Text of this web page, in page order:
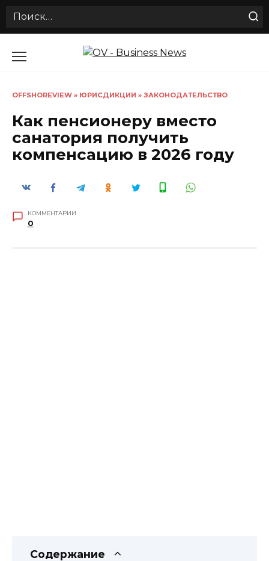
Search
OFFSHOREVIEW » ЮРИСДИКЦИИ » ЗАКОНОДАТЕЛЬСТВО
Как пенсионеру вместо
санатория получить
компенсацию в 2026 году
КОММЕНТАРИИ
0
Содержание